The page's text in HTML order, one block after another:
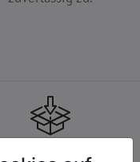
Gute Verpackung